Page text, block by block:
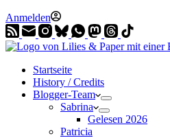
Anmelden
Startseite
History / Credits
Blogger-Team
Sabrina
Gelesen 2026
Patricia